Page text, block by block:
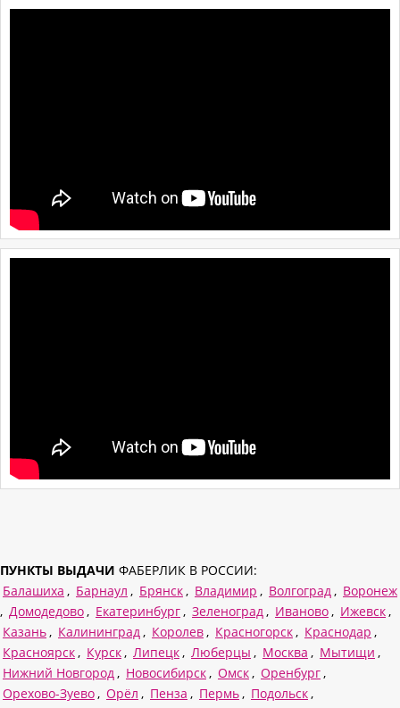
ПУНКТЫ ВЫДАЧИ ФАБЕРЛИК В РОССИИ:
Балашиха , Барнаул , Брянск , Владимир , Волгоград , Воронеж
, Домодедово , Екатеринбург , Зеленоград , Иваново , Ижевск ,
Казань , Калининград , Королев , Красногорск , Краснодар ,
Красноярск , Курск , Липецк , Люберцы , Москва , Мытищи ,
Нижний Новгород , Новосибирск , Омск , Оренбург ,
Орехово-Зуево , Орёл , Пенза , Пермь , Подольск ,